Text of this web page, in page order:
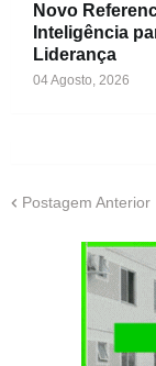
Novo
Inteligência
Liderança
04 Agosto, 2026
Postagem Anterior